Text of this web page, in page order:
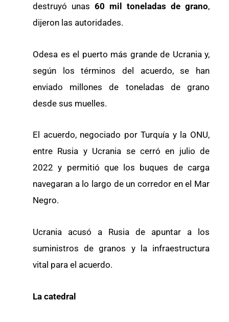
destruyó unas 60 mil toneladas de grano,
dijeron las autoridades.
Odesa es el puerto más grande de Ucrania y,
según los términos del acuerdo, se han
enviado millones de toneladas de grano
desde sus muelles.
El acuerdo, negociado por Turquía y la ONU,
entre Rusia y Ucrania se cerró en julio de
2022 y permitió que los buques de carga
navegaran a lo largo de un corredor en el Mar
Negro.
Ucrania acusó a Rusia de apuntar a los
suministros de granos y la infraestructura
vital para el acuerdo.
La catedral